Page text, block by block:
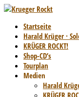
Startseite
Harald Krüger ·
KRÜGER ROCKT!
Shop-CD’s
Tourplan
Medien
Harald
KRÜGER